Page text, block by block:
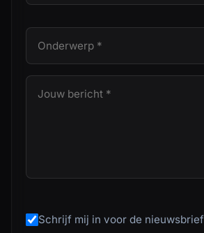
Schrijf mij in voor de nieuwsbrief